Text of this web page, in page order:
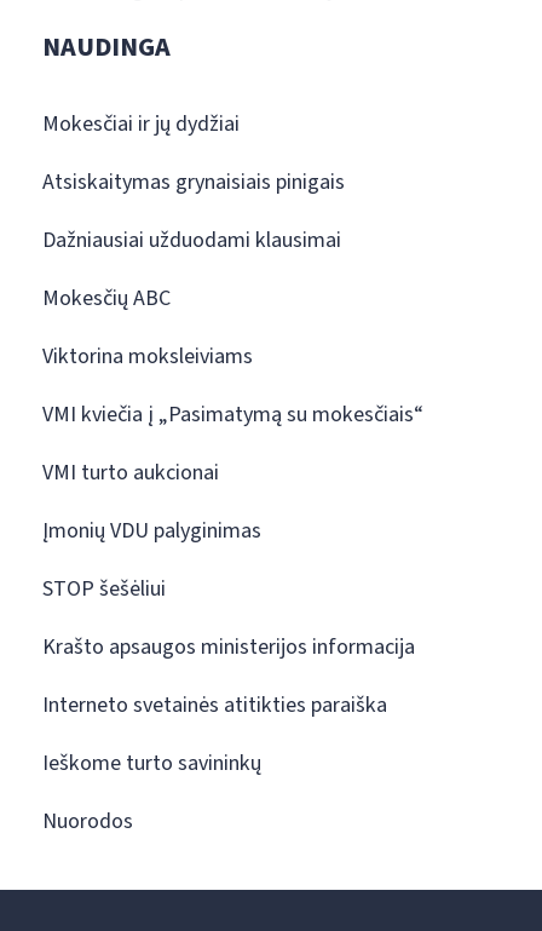
NAUDINGA
Mokesčiai ir jų dydžiai
Atsiskaitymas grynaisiais pinigais
Dažniausiai užduodami klausimai
Mokesčių ABC
Viktorina moksleiviams
VMI kviečia į „Pasimatymą su mokesčiais“
VMI turto aukcionai
Įmonių VDU palyginimas
STOP šešėliui
Krašto apsaugos ministerijos informacija
Interneto svetainės atitikties paraiška
Ieškome turto savininkų
Nuorodos